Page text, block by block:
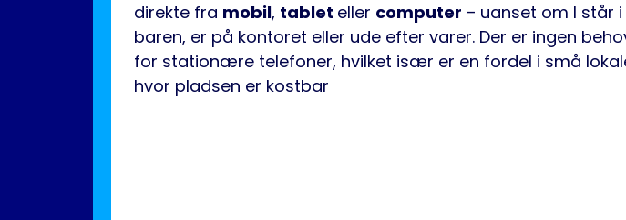
direkte fra mobil, tablet eller computer – uanset om I står i
baren, er på kontoret eller ude efter varer. Der er ingen
for stationære telefoner, hvilket især er en fordel i små
hvor pladsen er kostbar